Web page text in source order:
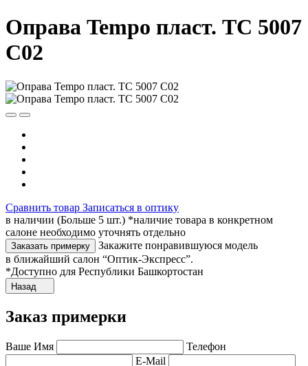
Оправа Tempo пласт. TC 5007
C02
Сравнить товар Записаться в оптику
в наличии (Больше 5 шт.) *наличие товара в конкретном
салоне необходимо уточнять отдельно
Заказать примерку
Закажите понравившуюся модель
в ближайший салон “Оптик-Экспресс”.
*Доступно для Республики Башкортостан
Назад
Заказ примерки
Ваше Имя
Телефон
E-Mail